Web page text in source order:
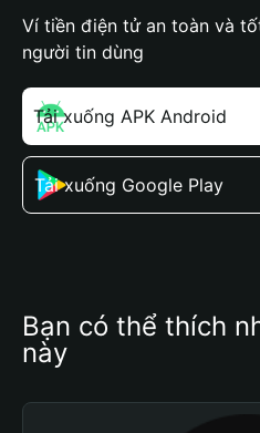
Ví tiền điện tử an toàn và
người tin dùng
Tải xuống APK Android
Tải xuống Google Play
Bạn có thể thích
này